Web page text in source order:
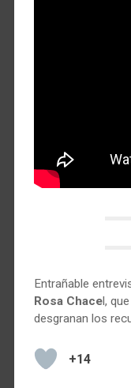
Entrañable
Rosa Chacel,
desgranan los
+14